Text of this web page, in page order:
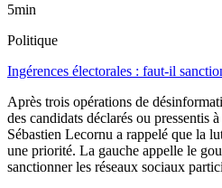
5min
Politique
Ingérences électorales : faut-il
Après trois opérations de
des candidats déclarés ou pressentis
Sébastien Lecornu a rappelé que la
une priorité. La gauche appelle le
sanctionner les réseaux sociaux